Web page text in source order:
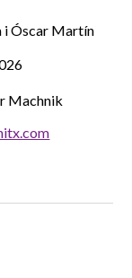
i Óscar Martín
Machnik